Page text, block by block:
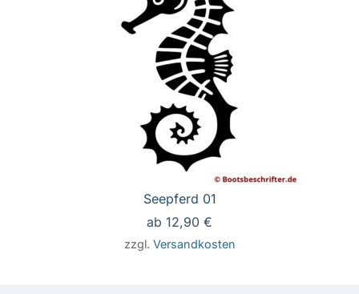
Seepferd 01
ab 12,90 €
zzgl. Versandkosten